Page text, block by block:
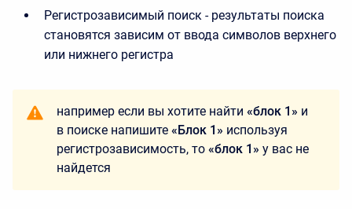
Регистрозависимый поиск - результаты поиска
становятся зависим от ввода символов верхнего
или нижнего регистра
например если вы хотите найти «блок 1» и
в поиске напишите «Блок 1» используя
регистрозависимость, то «блок 1» у вас не
найдется